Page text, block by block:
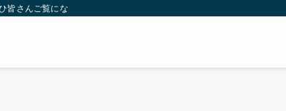
さんご覧になっていってください。